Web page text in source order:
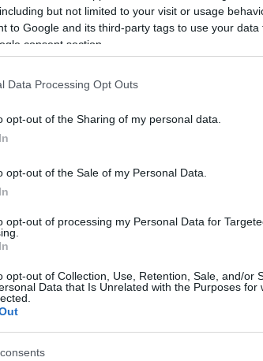
but not limited to your visit or usage
to Google and its third-party tags to use your
consent section.
Data Processing Opt Outs
opt-out of the Sharing of my personal data.
opt-out of the Sale of my Personal Data.
opt-out of processing my Personal Data for
opt-out of Collection, Use, Retention, Sale, and/or
Data that Is Unrelated with the Purposes for
Tetszik 0
pillanatai
Egyre több emberrel találkozok a szigeten, és
haza, függetlenül attól, hogy továbbra is
futni. Tehát indul a szezon! Mindig is akartam